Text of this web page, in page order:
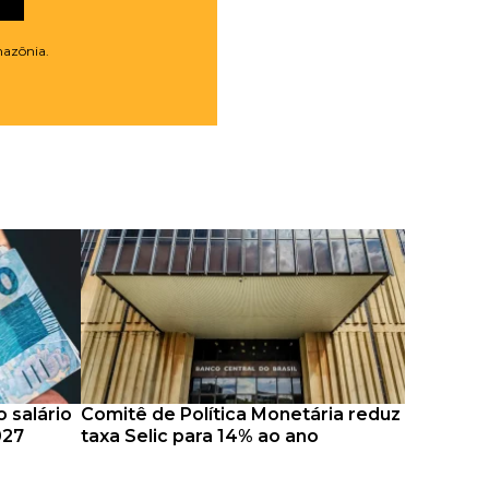
salário Comitê de Política Monetária reduz
taxa Selic para 14% ao ano